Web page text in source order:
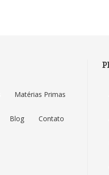
Matérias Primas
Blog Contato